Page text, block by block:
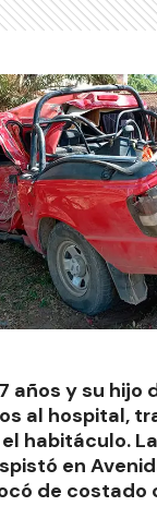
años y su hijo
al hospital,
habitáculo.
en
de costado